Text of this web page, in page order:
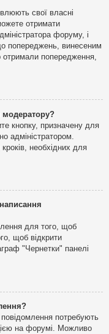
свої власні
отримати
форуму, і
попереджень, винесеним
попередження,
модератору?
кнопку, призначену для
адміністратором.
необхідних для
для того, щоб
щоб відкрити
"Чернетки" панелі
потребують
на форумі. Можливо